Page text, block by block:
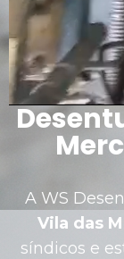
A WS
Vila das
síndicos e